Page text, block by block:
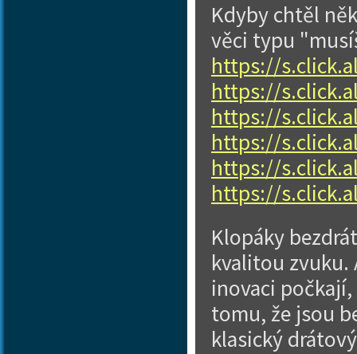
Kdyby chtěl
věci typu
https://
https://
https://
https://
https://
https://
Klopáky
kvalitou zvuku.
inovaci
tomu, že jsou
klasický